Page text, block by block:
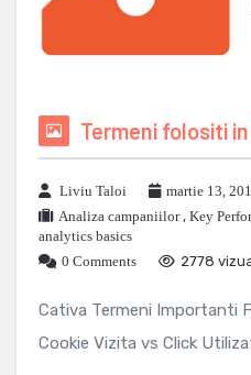
Termeni folositi
Liviu Taloi
martie 13,
Analiza campaniilor, Key
analytics basics
0 Comments
2778
Cativa Termeni Importanti
Cookie Vizita vs Click